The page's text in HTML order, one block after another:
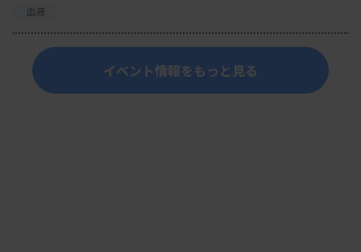
性造血障害調査研究班報告書（班長：野村武夫），pp64-
70，1990
4）菅原新吾：破砕赤血球の標準化；判定がばらつく原因
血液
イベント情報をもっと見る